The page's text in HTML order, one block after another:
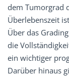
dem Tumorgrad
Überlebenszeit
Über das
die
ein wichtiger
Darüber hinaus